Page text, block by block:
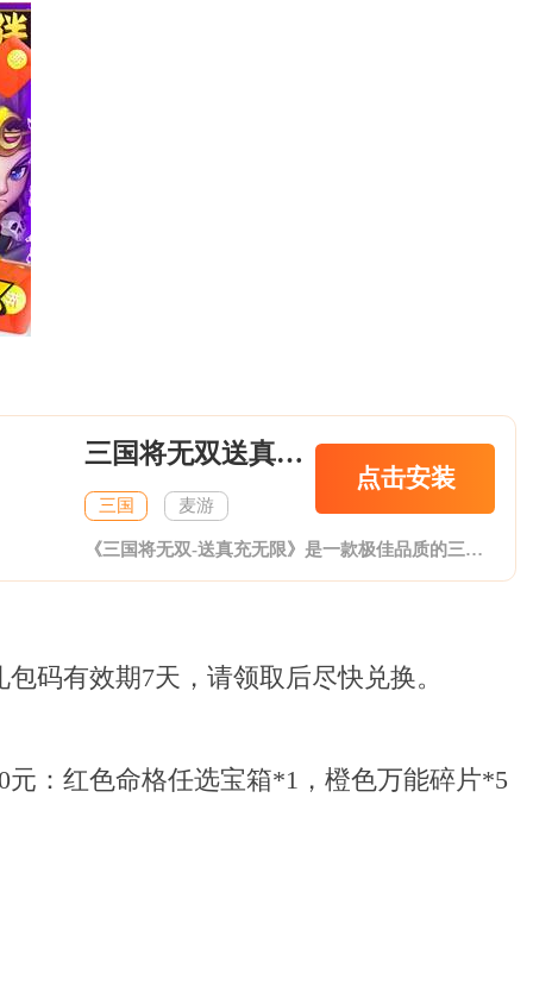
三国将无双送真充无限
三国 麦游
点击安装
《三国将无双-送真充无限》是一款极佳品质的三国题材动作、战术、策略卡牌手游，本次版本福利超高，百万元宝说送就送，签到、升级元宝天天送，更增加了大量超值福利;超V特权通关就给，超低价福利礼包1元宝血送，GM商城商品随便拿;通关送阵营猛将，关关有好礼，章章有惊喜;诚邀各位主公一起轻松驰骋这个传奇年代，在实力与颜值兼顾的武将陪伴下，颠覆性地演绎东汉末年那英雄战场，传世绝伦的皇道篇章。
码有效期7天，请领取后尽快兑换。
：红色命格任选宝箱*1，橙色万能碎片*5